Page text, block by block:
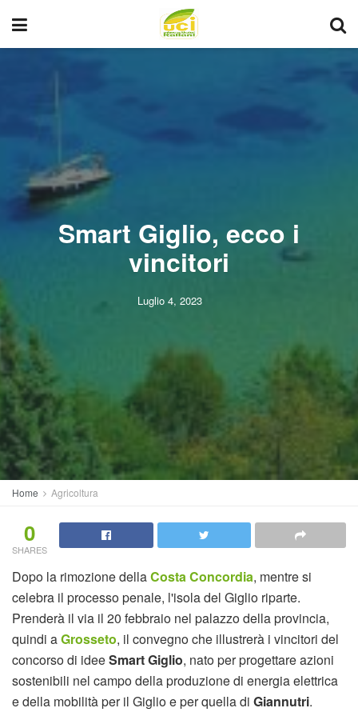
Smart Giglio, ecco i
vincitori
Luglio 4, 2023
Home Agricoltura
0
SHARES
Dopo la rimozione dellaCosta Concordia, mentre si
celebra il processo penale, l'isola del Giglio riparte.
Prenderà il via il 20 febbraio nel palazzo della provincia,
quindi aGrosseto, il convegno che illustrerà i vincitori del
concorso di ideeSmart Giglio, nato per progettare azioni
sostenibili nel campo della produzione di energia elettrica
e della mobilità per il Giglio e per quella di Giannutri.